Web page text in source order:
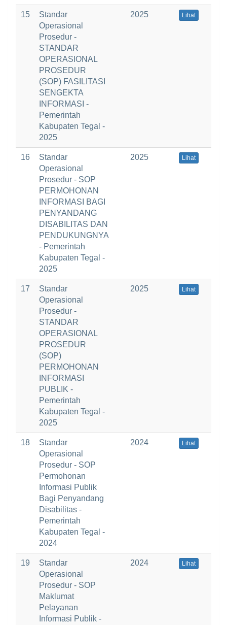
15
Standar
Operasional
Prosedur -
STANDAR
OPERASIONAL
PROSEDUR
(SOP) FASILITASI
SENGEKTA
INFORMASI -
Pemerintah
Kabupaten Tegal -
2025
2025 Lihat
16
Standar
Operasional
Prosedur - SOP
PERMOHONAN
INFORMASI BAGI
PENYANDANG
DISABILITAS DAN
PENDUKUNGNYA
- Pemerintah
Kabupaten Tegal -
2025
2025 Lihat
17
Standar
Operasional
Prosedur -
STANDAR
OPERASIONAL
PROSEDUR
(SOP)
PERMOHONAN
INFORMASI
PUBLIK -
Pemerintah
Kabupaten Tegal -
2025
2025 Lihat
18
Standar
Operasional
Prosedur - SOP
Permohonan
Informasi Publik
Bagi Penyandang
Disabilitas -
Pemerintah
Kabupaten Tegal -
2024
2024 Lihat
19
Standar
Operasional
Prosedur - SOP
Maklumat
Pelayanan
Informasi Publik -
2024 Lihat